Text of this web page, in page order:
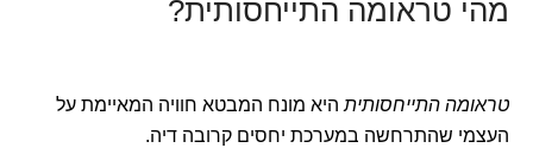
מהי טראומה התייחסותית?
טראומה התייחסותית היא מונח המבטא חוויה המאיימת על
העצמי שהתרחשה במערכת יחסים קרובה דיה.